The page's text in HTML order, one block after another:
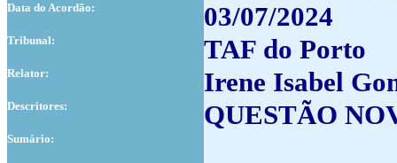
Data do Acordão: 03/07/2024
Tribunal: TAF do Porto
Relator: Irene Isabel
Descritores: QUESTÃO
Sumário: